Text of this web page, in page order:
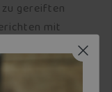
gereiften
mit